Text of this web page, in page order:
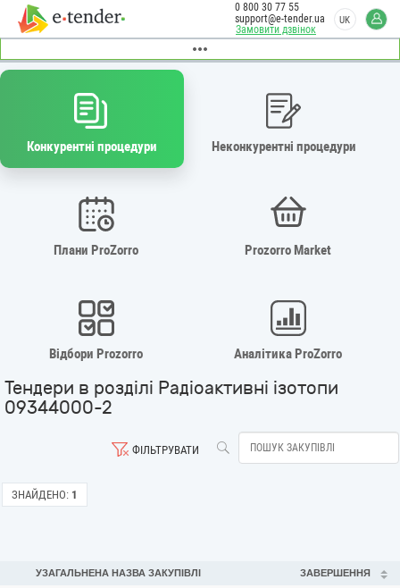
Замовити дзвінок
0 800 30 77 55
support@e-tender.ua
UK
Конкурентні процедури Неконкурентні процедури
Плани ProZorro Prozorro Market
Відбори Prozorro Аналітика ProZorro
Тендери в розділі Радіоактивні ізотопи
09344000-2
ФІЛЬТРУВАТИ
ЗНАЙДЕНО: 1
УЗАГАЛЬНЕНА НАЗВА ЗАКУПІВЛІ ЗАВЕРШЕННЯ